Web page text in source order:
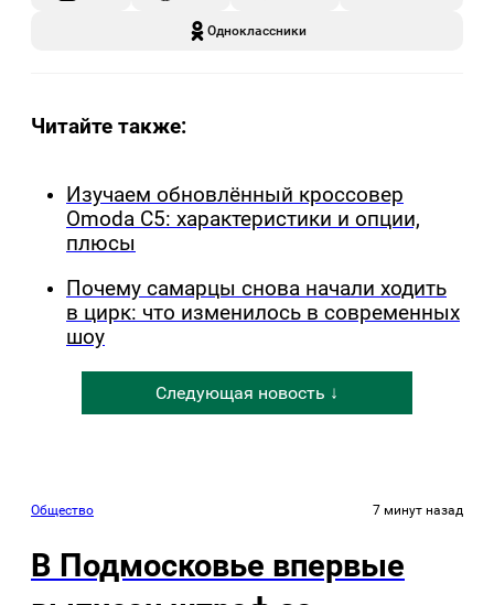
Одноклассники
Читайте также:
Изучаем обновлённый кроссовер
Omoda C5: характеристики и опции,
плюсы
Почему самарцы снова начали ходить
в цирк: что изменилось в современных
шоу
Следующая новость ↓
Общество 7 минут назад
В Подмосковье впервые